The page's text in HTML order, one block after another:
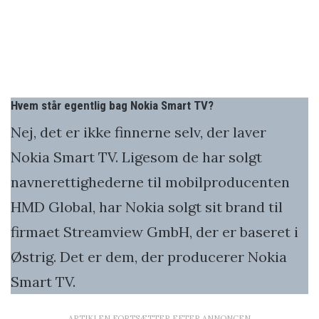
Hvem står egentlig bag Nokia Smart TV?
Nej, det er ikke finnerne selv, der laver
Nokia Smart TV. Ligesom de har solgt
navnerettighederne til mobilproducenten
HMD Global, har Nokia solgt sit brand til
firmaet Streamview GmbH, der er baseret i
Østrig. Det er dem, der producerer Nokia
Smart TV.